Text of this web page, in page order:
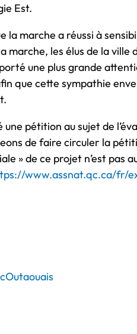
Est.
marche a réussi à
les élus de la ville
une plus grande
que cette sympathie
pétition au sujet de
de faire circuler la
» de ce projet n’est pas
www.assnat.qc.ca/fr/